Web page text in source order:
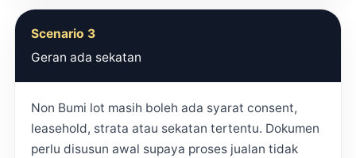
Scenario 3
Geran ada sekatan
Non Bumi lot masih boleh ada syarat consent,
leasehold, strata atau sekatan tertentu. Dokumen
perlu disusun awal supaya proses jualan tidak